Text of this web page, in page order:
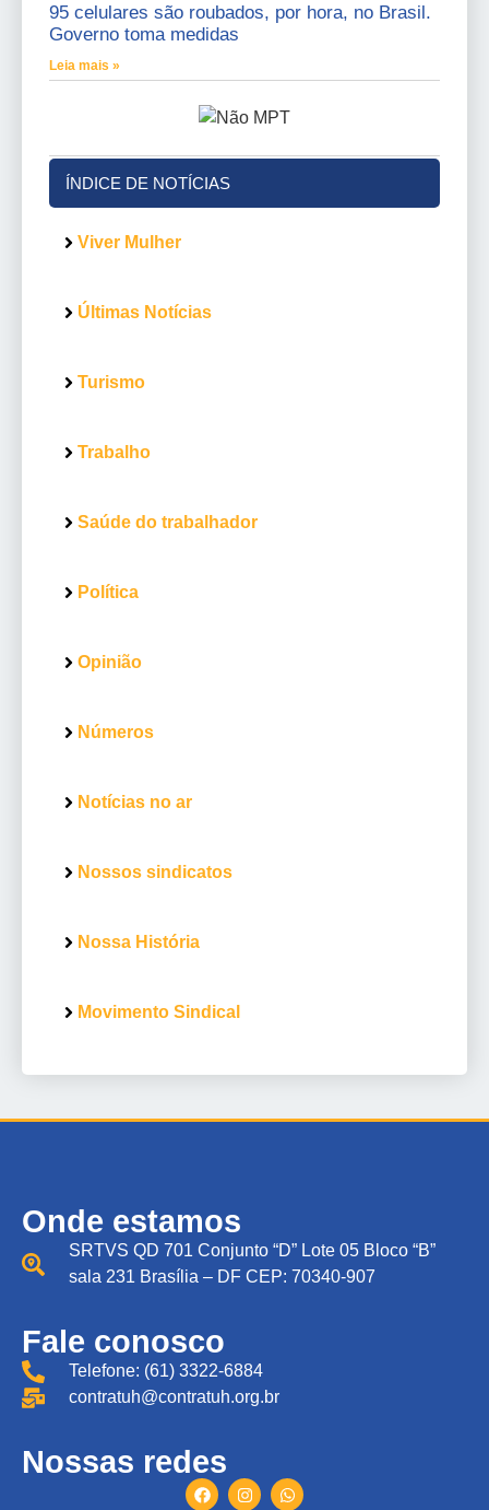
95 celulares são roubados, por hora, no Brasil.
Governo toma medidas
Leia mais »
ÍNDICE DE NOTÍCIAS
Viver Mulher
Últimas Notícias
Turismo
Trabalho
Saúde do trabalhador
Política
Opinião
Números
Notícias no ar
Nossos sindicatos
Nossa História
Movimento Sindical
Onde estamos
SRTVS QD 701 Conjunto “D” Lote 05 Bloco “B”
sala 231 Brasília – DF CEP: 70340-907
Fale conosco
Telefone: (61) 3322-6884
contratuh@contratuh.org.br
Nossas redes